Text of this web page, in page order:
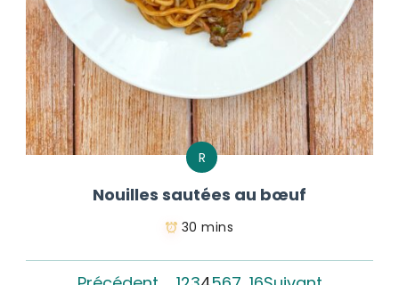
R
Nouilles sautées au bœuf
30 mins